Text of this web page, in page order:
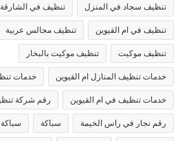
تنظيف سجاد في المنزل تنظيف في الشارقة
تنظيف في ام القيوين تنظيف مجالس عربية
تنظيف موكيت تنظيف موكيت بالبخار
خدمات تنظيف المنازل ام القيوين خدمات
خدمات تنظيف في ام القيوين رقم شركة
رقم نجار في راس الخيمة سباكة